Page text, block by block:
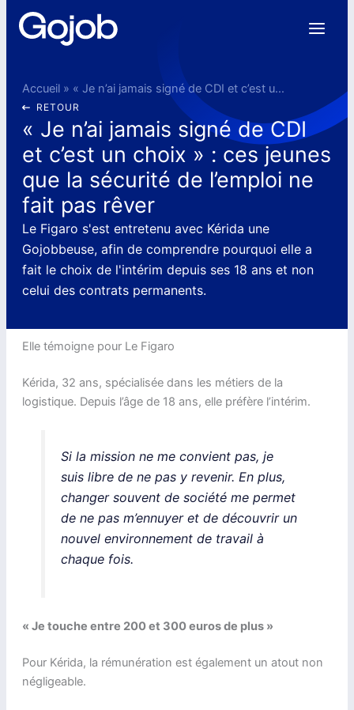
Accueil» « Je n’ai jamais signé de CDI et c’est un choix » : ces jeunes que la sécurité de l’emploi ne fait pas rêver
RETOUR
« Je n’ai jamais signé de CDI
et c’est un choix » : ces jeunes
que la sécurité de l’emploi ne
fait pas rêver
Le Figaro s'est entretenu avec Kérida une
Gojobbeuse, afin de comprendre pourquoi elle a
fait le choix de l'intérim depuis ses 18 ans et non
celui des contrats permanents.
Elle témoigne pour Le Figaro
Kérida, 32 ans, spécialisée dans les métiers de la
logistique. Depuis l’âge de 18 ans, elle préfère l’intérim.
Si la mission ne me convient pas, je
suis libre de ne pas y revenir. En plus,
changer souvent de société me permet
de ne pas m’ennuyer et de découvrir un
nouvel environnement de travail à
chaque fois.
« Je touche entre 200 et 300 euros de plus »
Pour Kérida, la rémunération est également un atout non
négligeable.